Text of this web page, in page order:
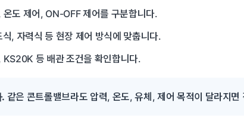
도 제어, ON-OFF 제어를 구분합니다.
, 자력식 등 현장 제어 방식에 맞춥니다.
등 배관 조건을 확인합니다.
같은 콘트롤밸브라도 압력, 온도, 유체, 제어 목적이 달라지